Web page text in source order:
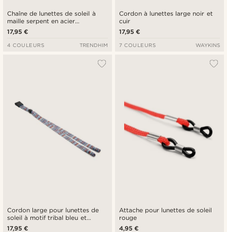
Chaîne de lunettes de soleil à
maille serpent en acier
inoxydable noir
17,95 €
4 COULEURS TRENDHIM
Cordon à lunettes large noir et
cuir
17,95 €
7 COULEURS WAYKINS
Cordon large pour lunettes de
soleil à motif tribal bleu et
orange
17,95 €
Attache pour lunettes de soleil
rouge
4,95 €